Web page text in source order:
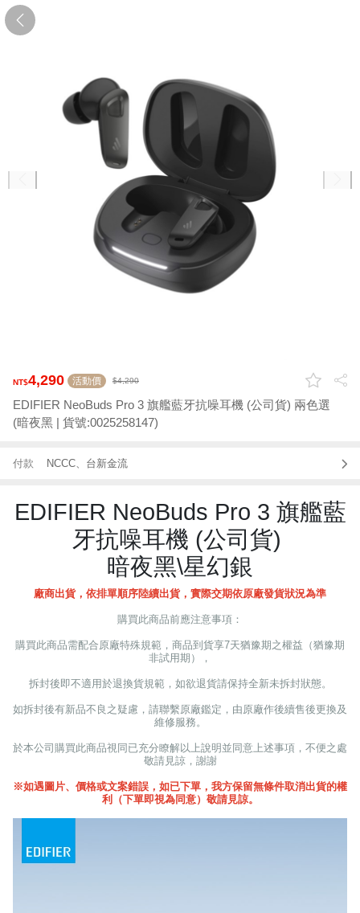
4,290 活動價 4,290
EDIFIER NeoBuds Pro 3 旗艦藍牙抗噪耳機 (公司貨) 兩色選
(暗夜黑 | 貨號:0025258147)
付款 NCCC、台新金流
EDIFIER NeoBuds Pro 3 旗艦藍
牙抗噪耳機 (公司貨)
暗夜黑\星幻銀
廠商出貨，依排單順序陸續出貨，實際交期依原廠發貨狀況為準
購買此商品前應注意事項：
購買此商品需配合原廠特殊規範，商品到貨享7天猶豫期之權益（猶豫期
非試用期），
拆封後即不適用於退換貨規範，如欲退貨請保持全新未拆封狀態。
如拆封後有新品不良之疑慮，請聯繫原廠鑑定，由原廠作後續售後更換及
維修服務。
於本公司購買此商品視同已充分瞭解以上說明並同意上述事項，不便之處
敬請見諒，謝謝
※如遇圖片、價格或文案錯誤，如已下單，我方保留無條件取消出貨的權
利（下單即視為同意）敬請見諒。